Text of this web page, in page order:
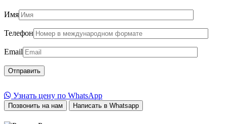
Имя
Телефон
Email
Узнать цену по WhatsApp
Позвонить на нам Написать в Whatsapp